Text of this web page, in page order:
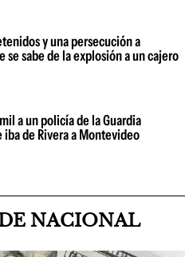
y una persecución a
se sabe de la explosión a un cajero
a un policía de la Guardia
de Rivera a Montevideo
NACIONAL